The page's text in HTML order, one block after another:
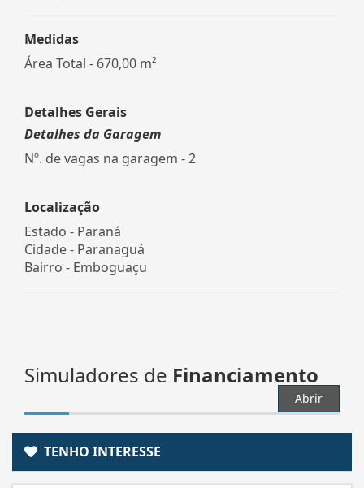
Medidas
Área Total - 670,00 m²
Detalhes Gerais
Detalhes da Garagem
Nº. de vagas na garagem - 2
Localização
Estado - Paraná
Cidade - Paranaguá
Bairro - Emboguaçu
Simuladores de Financiamento
Abrir
TENHO INTERESSE